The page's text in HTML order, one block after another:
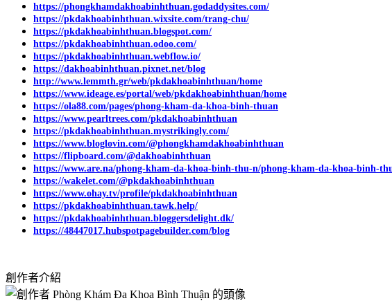
https://phongkhamdakhoabinhthuan.godaddysites.com/
https://pkdakhoabinhthuan.wixsite.com/trang-chu/
https://pkdakhoabinhthuan.blogspot.com/
https://pkdakhoabinhthuan.odoo.com/
https://pkdakhoabinhthuan.webflow.io/
https://dakhoabinhthuan.pixnet.net/blog
http://www.lemmth.gr/web/pkdakhoabinhthuan/home
https://www.ideage.es/portal/web/pkdakhoabinhthuan/home
https://ola88.com/pages/phong-kham-da-khoa-binh-thuan
https://www.pearltrees.com/pkdakhoabinhthuan
https://pkdakhoabinhthuan.mystrikingly.com/
https://www.bloglovin.com/@phongkhamdakhoabinhthuan
https://flipboard.com/@dakhoabinhthuan
https://www.are.na/phong-kham-da-khoa-binh-thu-n/phong-kham-da-khoa-binh-
https://wakelet.com/@pkdakhoabinhthuan
https://www.ohay.tv/profile/pkdakhoabinhthuan
https://pkdakhoabinhthuan.tawk.help/
https://pkdakhoabinhthuan.bloggersdelight.dk/
https://48447017.hubspotpagebuilder.com/blog
創作者介紹